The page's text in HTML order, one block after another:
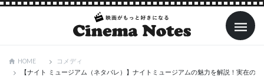
HOME
コメディ
【ナイト ミュージアム（ネタバレ）】ナイトミュージアムの魅力を解説！実在の